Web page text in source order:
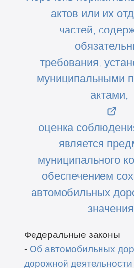
актов или их
частей,
требования,
муниципальными
актами,
оценка
является
муниципального
обеспечением
автомобильных
значения
Федеральные законы
- Об автомобильных
дорожной деятельности